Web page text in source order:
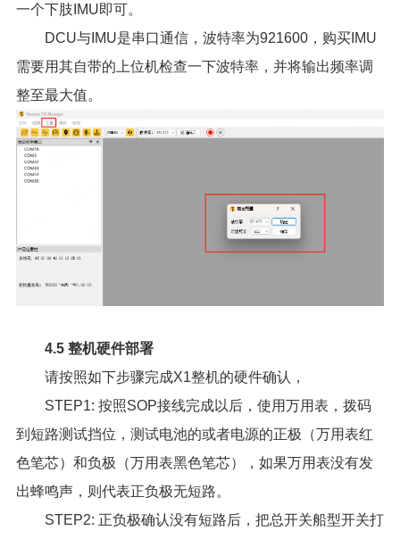
一个下肢IMU即可。
DCU与IMU是串口通信，波特率为921600，购买IMU
需要用其自带的上位机检查一下波特率，并将输出频率调
整至最大值。
4.5 整机硬件部署
请按照如下步骤完成X1整机的硬件确认，
STEP1: 按照SOP接线完成以后，使用万用表，拨码
到短路测试挡位，测试电池的或者电源的正极（万用表红
色笔芯）和负极（万用表黑色笔芯），如果万用表没有发
出蜂鸣声，则代表正负极无短路。
STEP2: 正负极确认没有短路后，把总开关船型开关打